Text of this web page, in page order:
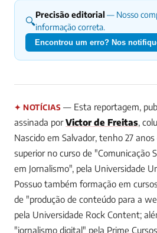
Leia ainda:Manchester United
voltam a se enfrentar após 11
Precisão editorial— Nosso
informação correta.
Encontrou um erro? Nos notifique
✦ NOTÍCIAS— Esta reportagem,
assinada por Victor de Freitas ,
Nascido em Salvador, tenho 27 anos
superior no curso de "Comunicação